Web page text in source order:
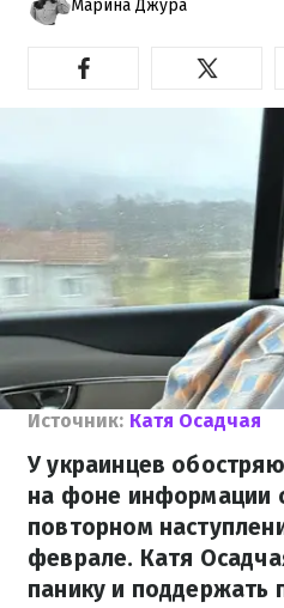
Марина Джура
Источник: Катя Осадчая
У украинцев
на фоне информации
повторном
феврале. Катя
панику и поддержать